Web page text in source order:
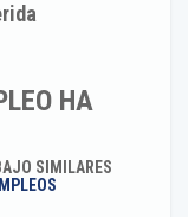
HA
SIMILARES